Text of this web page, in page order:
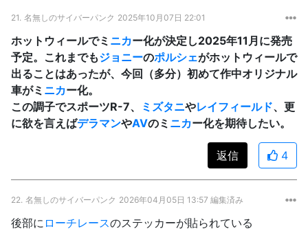
21. 名無しのサイバーパンク 2025年10月07日 22:01
ホットウィールでミ ニカー化が決定し2025年11月に発売
予定。これまでもジョニーのポルシェがホットウィールで
出ることはあったが、今回（多分）初めて作中オリジナル
車がミ ニカー化。
この調子でスポーツR-7、
ミズタニやレイフィールド、更
に欲を言えばデラマンやAVのミ ニカー化を期待したい。
返信 4
22. 名無しのサイバーパンク 2026年04月05日 13:57 編集済み
後部に ローチレースのステッカーが貼られている